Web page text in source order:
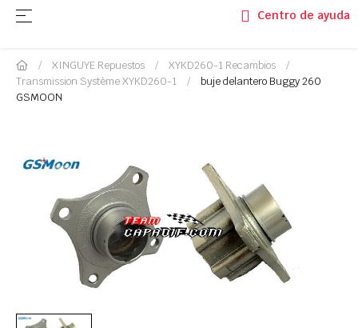
Navegación de palanca
☰ Centro de ayuda
XINGUYE Repuestos
XYKD260-1 Recambios
Transmission Système XYKD260-1
buje delantero Buggy 260
GSMOON